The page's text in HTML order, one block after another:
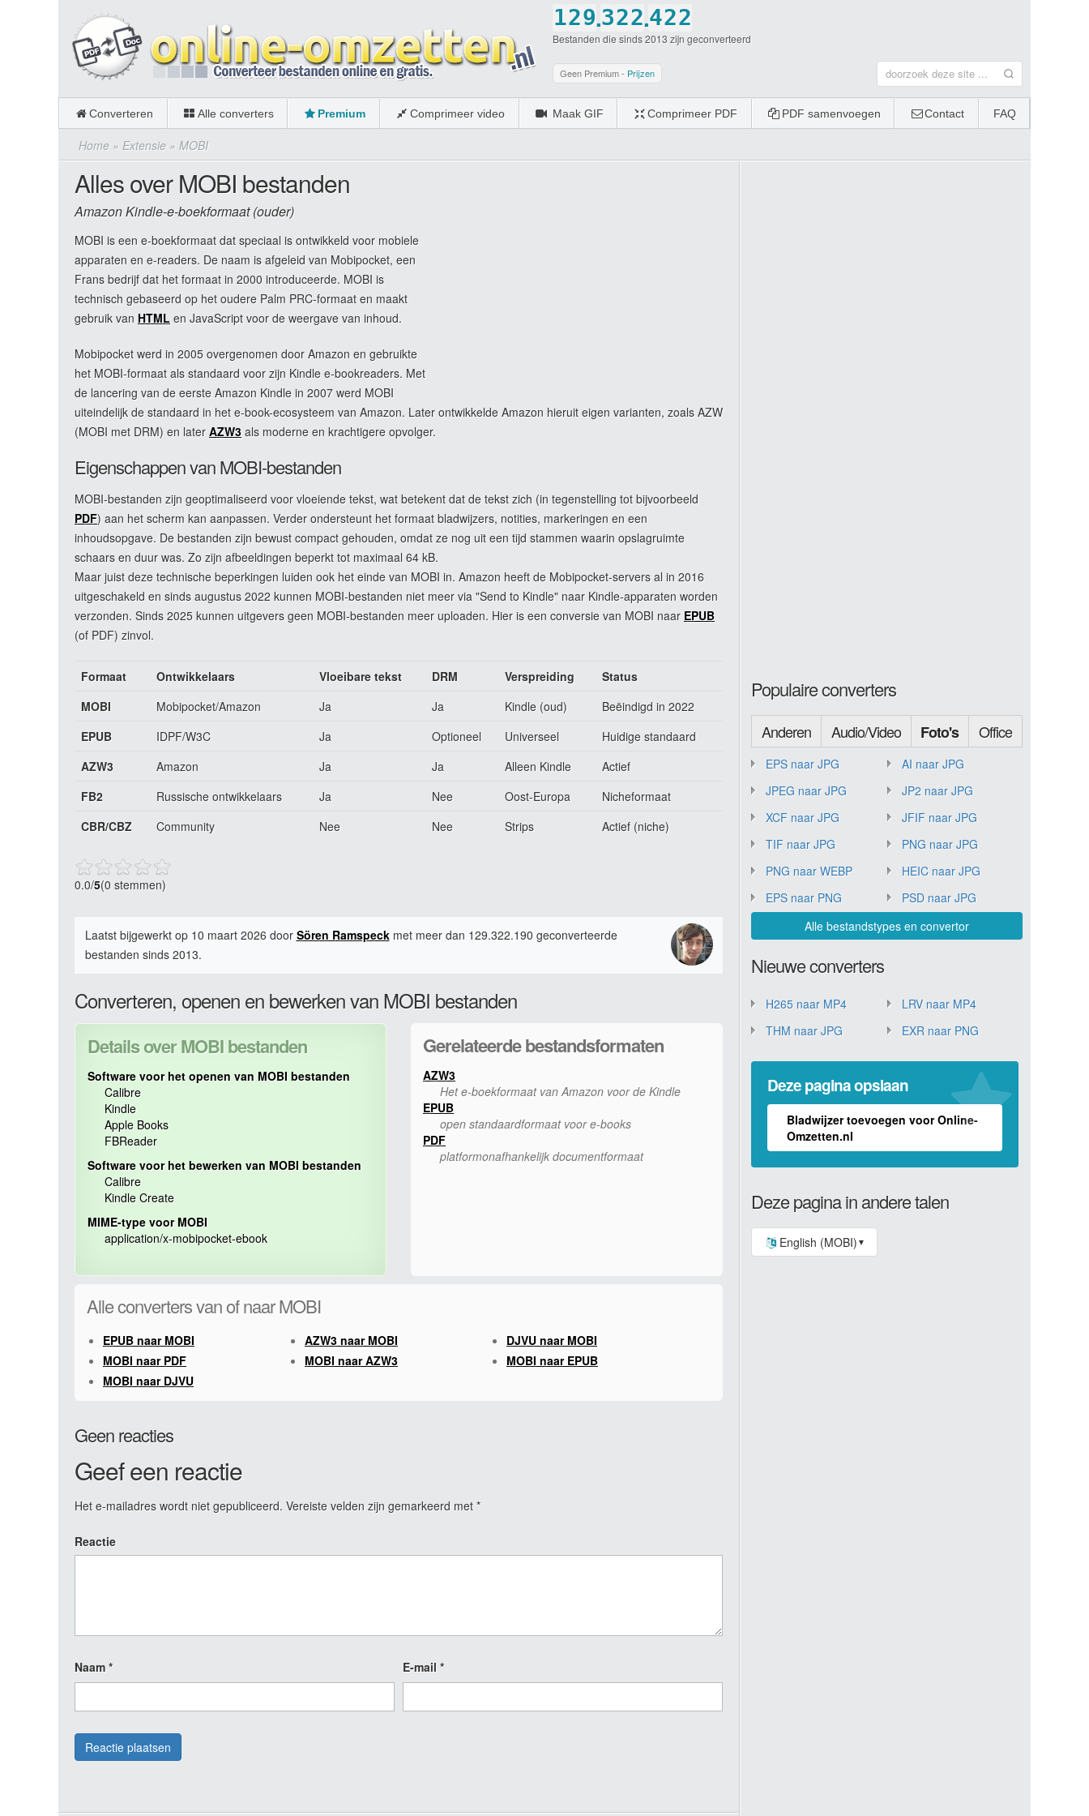
1
2
3
4
5
6
2
3
4
5
6
7
9
0
.3
4
5
6
7
8
2
3
4
5
6
7
2
3
4
5
6
7
.4
5
6
7
8
9
2
3
5
6
7
2
3
5
6
7
Bestanden die sinds 2013 zijn geconverteerd
Geen Premium - Prijzen
Converteren Alle converters Premium Comprimeer video Maak GIF Comprimeer PDF PDF samenvoegen Contact FAQ
Home » Extensie » MOBI
Alles over MOBI bestanden
Amazon Kindle-e-boekformaat (ouder)
MOBI is een e-boekformaat dat speciaal is ontwikkeld voor mobiele
apparaten en e-readers. De naam is afgeleid van Mobipocket, een
Frans bedrijf dat het formaat in 2000 introduceerde. MOBI is
technisch gebaseerd op het oudere Palm PRC-formaat en maakt
gebruik van HTML en JavaScript voor de weergave van inhoud.
Mobipocket werd in 2005 overgenomen door Amazon en gebruikte
het MOBI-formaat als standaard voor zijn Kindle e-bookreaders. Met
de lancering van de eerste Amazon Kindle in 2007 werd MOBI
uiteindelijk de standaard in het e-book-ecosysteem van Amazon. Later ontwikkelde Amazon hieruit eigen varianten, zoals AZW
(MOBI met DRM) en later AZW3 als moderne en krachtigere opvolger.
Eigenschappen van MOBI-bestanden
MOBI-bestanden zijn geoptimaliseerd voor vloeiende tekst, wat betekent dat de tekst zich (in tegenstelling tot bijvoorbeeld
PDF) aan het scherm kan aanpassen. Verder ondersteunt het formaat bladwijzers, notities, markeringen en een
inhoudsopgave. De bestanden zijn bewust compact gehouden, omdat ze nog uit een tijd stammen waarin opslagruimte
schaars en duur was. Zo zijn afbeeldingen beperkt tot maximaal 64 kB.
Maar juist deze technische beperkingen luiden ook het einde van MOBI in. Amazon heeft de Mobipocket-servers al in 2016
uitgeschakeld en sinds augustus 2022 kunnen MOBI-bestanden niet meer via "Send to Kindle" naar Kindle-apparaten worden
verzonden. Sinds 2025 kunnen uitgevers geen MOBI-bestanden meer uploaden. Hier is een conversie van MOBI naar EPUB
(of PDF) zinvol.
Formaat Ontwikkelaars Vloeibare tekst DRM Verspreiding
Status
MOBI
Mobipocket/Amazon Ja Ja Kindle (oud)
Beëindigd in 2022
EPUB
IDPF/W3C Ja Optioneel Universeel
Huidige standaard
AZW3
Amazon Ja Ja Alleen Kindle
Actief
FB2
Russische ontwikkelaars Ja Nee Oost-Europa
Nicheformaat
CBR/CBZ
Community Nee Nee Strips Actief (niche)
0.0/5(0 stemmen)
Laatst bijgewerkt op 10 maart 2026 door Sören Ramspeckmet meer dan 129.322.190 geconverteerde
bestanden sinds 2013.
Converteren, openen en bewerken van MOBI bestanden
Details over MOBI bestanden
Software voor het openen van MOBI bestanden
Calibre
Kindle
Apple Books
FBReader
Software voor het bewerken van MOBI bestanden
Calibre
Kindle Create
MIME-type voor MOBI
application/x-mobipocket-ebook
Gerelateerde bestandsformaten
AZW3
Het e-boekformaat van Amazon voor de Kindle
EPUB
open standaardformaat voor e-books
PDF
platformonafhankelijk documentformaat
Alle converters van of naar MOBI
EPUB naar MOBI AZW3 naar MOBI
DJVU naar MOBI
MOBI naar PDF
MOBI naar AZW3
MOBI naar EPUB
MOBI naar DJVU
Geen reacties
Geef een reactie
Het e-mailadres wordt niet gepubliceerd. Vereiste velden zijn gemarkeerd met *
Reactie
Naam * E-mail *
Populaire converters
Anderen Audio/Video Foto's Office
EPS naar JPG
AI naar JPG
JPEG naar JPG
JP2 naar JPG
XCF naar JPG
JFIF naar JPG
TIF naar JPG
PNG naar JPG
PNG naar WEBP
HEIC naar JPG
EPS naar PNG
PSD naar JPG
Alle bestandstypes en convertor
Nieuwe converters
H265 naar MP4
LRV naar MP4
THM naar JPG
EXR naar PNG
Deze pagina opslaan
Bladwijzer toevoegen voor Online-
Omzetten.nl
Deze pagina in andere talen
English (MOBI) ▼